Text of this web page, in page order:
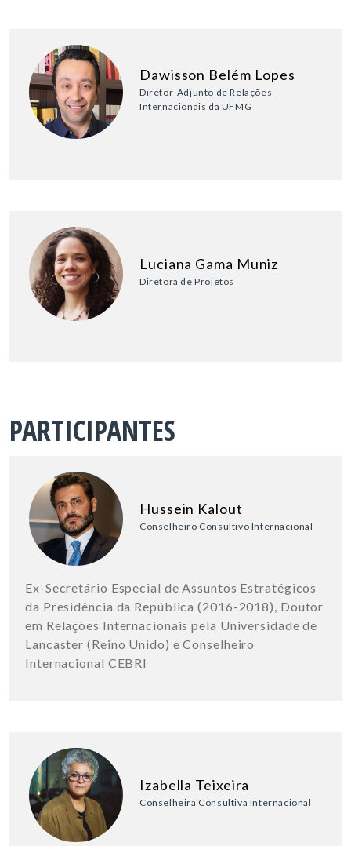
Dawisson Belém Lopes
Diretor-Adjunto de Relações
Internacionais da UFMG
Luciana Gama Muniz
Diretora de Projetos
PARTICIPANTES
Hussein Kalout
Conselheiro Consultivo Internacional
Ex-Secretário Especial de Assuntos Estratégicos
da Presidência da República (2016-2018), Doutor
em Relações Internacionais pela Universidade de
Lancaster (Reino Unido) e Conselheiro
Internacional CEBRI
Izabella Teixeira
Conselheira Consultiva Internacional